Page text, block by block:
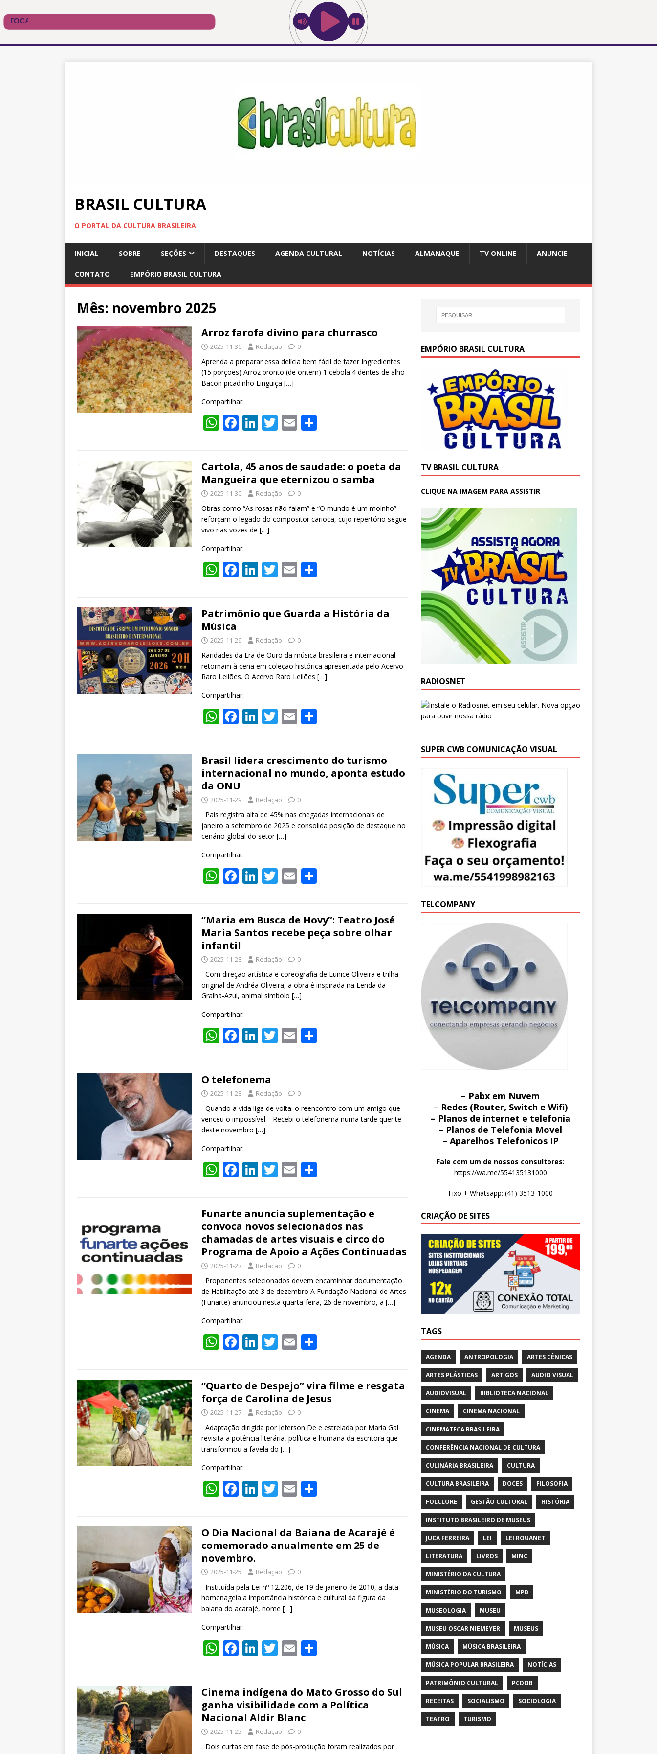
BRASIL CULTURA
O PORTAL DA CULTURA BRASILEIRA
INICIAL SOBRE SEÇÕES DESTAQUES AGENDA CULTURAL NOTÍCIAS ALMANAQUE TV ONLINE ANUNCIE
CONTATO EMPÓRIO BRASIL CULTURA
Mês: novembro 2025
Arroz farofa divino para churrasco
2025-11-30 Redação 0
Aprenda a preparar essa delícia bem fácil de fazer Ingredientes
(15 porções) Arroz pronto (de ontem) 1 cebola 4 dentes de alho
Bacon picadinho Lingüiça […]
Compartilhar:
W
s
A
p
p
F
b
o
o
k
Li
e
dI
n
T
er
E
l e
Cartola, 45 anos de saudade: o poeta da
Mangueira que eternizou o samba
2025-11-30 Redação 0
Obras como “As rosas não falam” e “O mundo é um moinho”
reforçam o legado do compositor carioca, cujo repertório segue
vivo nas vozes de […]
Compartilhar:
W
s
A
p
p
F
b
o
k
Li
e
dI
n
T
er
E
l e
Patrimônio que Guarda a História da
Música
2025-11-29 Redação 0
Raridades da Era de Ouro da música brasileira e internacional
retornam à cena em coleção histórica apresentada pelo Acervo
Raro Leilões. O Acervo Raro Leilões […]
Compartilhar:
W
s
A
p
p
F
b
o
o
k
Li
e
dI
n
T
er
E
l e
Brasil lidera crescimento do turismo
internacional no mundo, aponta estudo
da ONU
2025-11-29 Redação 0
País registra alta de 45% nas chegadas internacionais de
janeiro a setembro de 2025 e consolida posição de destaque no
cenário global do setor[…]
Compartilhar:
W
s
A
p
p
F
b
o
o
k
Li
e
dI
n
T
er
E
l e
“Maria em Busca de Hovy”: Teatro José
Maria Santos recebe peça sobre olhar
infantil
2025-11-28 Redação 0
Com direção artística e coreografia de Eunice Oliveira e trilha
original de Andréa Oliveira, a obra é inspirada na Lenda da
Gralha-Azul, animal símbolo […]
Compartilhar:
W
s
A
p
p
F
b
o
o
k
Li
e
dI
n
T E
O telefonema
2025-11-28 Redação 0
Quando a vida liga de volta: o reencontro com um amigo que
venceu o impossível. Recebi o telefonema numa tarde quente
deste novembro […]
Compartilhar:
W
s
A
p
p
F
b
o
o
k
Li
e
dI
n
T
er
E
l e
Funarte anuncia suplementação e
convoca novos selecionados nas
chamadas de artes visuais e circo do
Programa de Apoio a Ações Continuadas
2025-11-27 Redação 0
Proponentes selecionados devem encaminhar documentação
de Habilitação até 3 de dezembro A Fundação Nacional de Artes
(Funarte) anunciou nesta quarta-feira, 26 de novembro, a […]
Compartilhar:
W
s
A
p
p
F
b
o
o
k
Li
e
dI
n
T
er
E
l e
“Quarto de Despejo” vira filme e resgata
força de Carolina de Jesus
2025-11-27 Redação 0
Adaptação dirigida por Jeferson De e estrelada por Maria Gal
revisita a potência literária, política e humana da escritora que
transformou a favela do […]
Compartilhar:
W
s
A
p
p
F
b
o
o
k
Li
e
dI
n
T
er
E
l e
O Dia Nacional da Baiana de Acarajé é
comemorado anualmente em 25 de
novembro.
2025-11-25 Redação 0
Instituída pela Lei nº 12.206, de 19 de janeiro de 2010, a data
homenageia a importância histórica e cultural da figura da
baiana do acarajé, nome […]
Compartilhar:
W
s
A
p
p
F
b
o
o
k
Li
e
dI
n
T
er
E
l e
Cinema indígena do Mato Grosso do Sul
ganha visibilidade com a Política
Nacional Aldir Blanc
2025-11-25 Redação 0
Dois curtas em fase de pós-produção foram realizados por
EMPÓRIO BRASIL CULTURA
TV BRASIL CULTURA
CLIQUE NA IMAGEM PARA ASSISTIR
RADIOSNET
SUPER CWB COMUNICAÇÃO VISUAL
TELCOMPANY
– Pabx em Nuvem
– Redes (Router, Switch e Wifi)
– Planos de internet e telefonia
– Planos de Telefonia Movel
– Aparelhos Telefonicos IP
Fale com um de nossos consultores:
https://wa.me/554135131000
Fixo + Whatsapp: (41) 3513-1000
CRIAÇÃO DE SITES
TAGS
AGENDA ANTROPOLOGIA ARTES CÊNICAS
ARTES PLÁSTICAS ARTIGOS AUDIO VISUAL
AUDIOVISUAL BIBLIOTECA NACIONAL
CINEMA CINEMA NACIONAL
CINEMATECA BRASILEIRA
CONFERÊNCIA NACIONAL DE CULTURA
CULINÁRIA BRASILEIRA CULTURA
CULTURA BRASILEIRA DOCES FILOSOFIA
FOLCLORE GESTÃO CULTURAL HISTÓRIA
INSTITUTO BRASILEIRO DE MUSEUS
JUCA FERREIRA LEI LEI ROUANET
LITERATURA LIVROS MINC
MINISTÉRIO DA CULTURA
MINISTÉRIO DO TURISMO MPB
MUSEOLOGIA MUSEU
MUSEU OSCAR NIEMEYER MUSEUS
MÚSICA MÚSICA BRASILEIRA
MÚSICA POPULAR BRASILEIRA NOTÍCIAS
PATRIMÔNIO CULTURAL PCDOB
RECEITAS SOCIALISMO SOCIOLOGIA
TEATRO TURISMO